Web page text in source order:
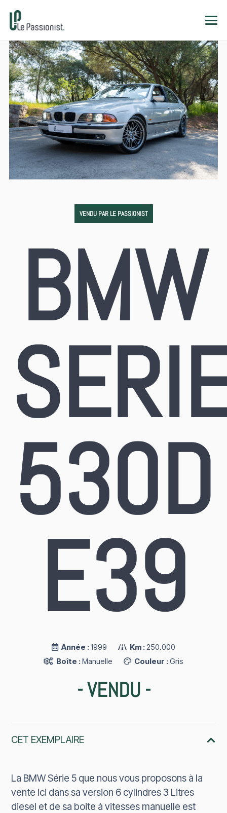
VENDU PAR LE PASSIONIST
BMW
530D
E39
Année :1999 Km :250.000
Boîte :Manuelle Couleur :Gris
-VENDU-
CET EXEMPLAIRE
La BMW Série 5 que nous vous proposons à la
vente ici dans sa version 6 cylindres 3 Litres
diesel et de sa boite à vitesses manuelle est